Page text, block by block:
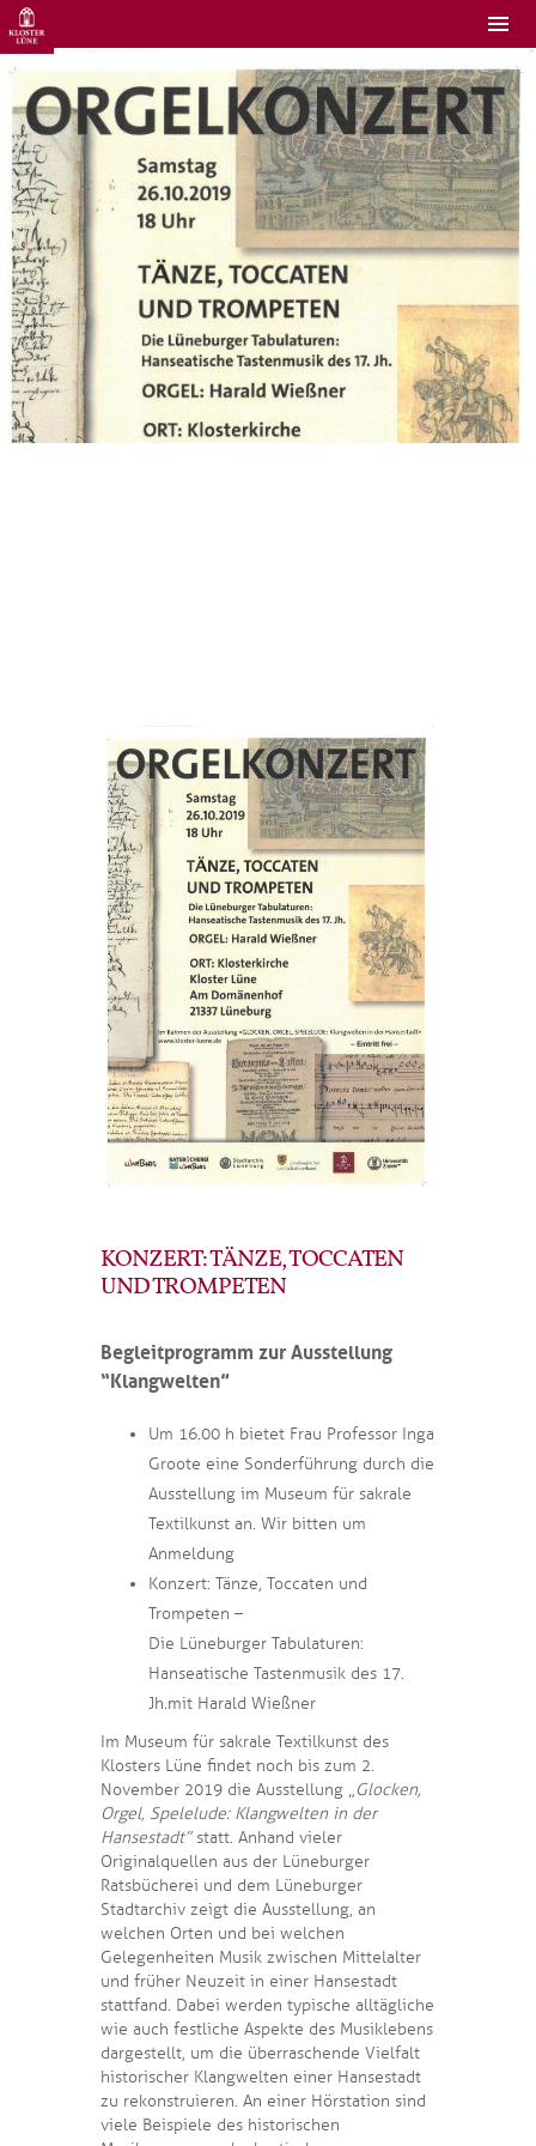
KONZERT: TÄNZE, TOCCATEN
UND TROMPETEN
Begleitprogramm zur Ausstellung
“Klangwelten”
Um 16.00 h bietet Frau Professor Inga
Groote eine Sonderführung durch die
Ausstellung im Museum für sakrale
Textilkunst an. Wir bitten um
Anmeldung
Konzert: Tänze, Toccaten und
Trompeten –
Die Lüneburger Tabulaturen:
Hanseatische Tastenmusik des 17.
Jh. mit Harald Wießner
Im Museum für sakrale Textilkunst des
Klosters Lüne findet noch bis zum 2.
November 2019 die Ausstellung „Glocken,
Orgel, Spelelude: Klangwelten in der
Hansestadt”statt. Anhand vieler
Originalquellen aus der Lüneburger
Ratsbücherei und dem Lüneburger
Stadtarchiv zeigt die Ausstellung, an
welchen Orten und bei welchen
Gelegenheiten Musik zwischen Mittelalter
und früher Neuzeit in einer Hansestadt
stattfand. Dabei werden typische alltägliche
wie auch festliche Aspekte des Musiklebens
dargestellt, um die überraschende Vielfalt
historischer Klangwelten einer Hansestadt
zu rekonstruieren. An einer Hörstation sind
viele Beispiele des historischen